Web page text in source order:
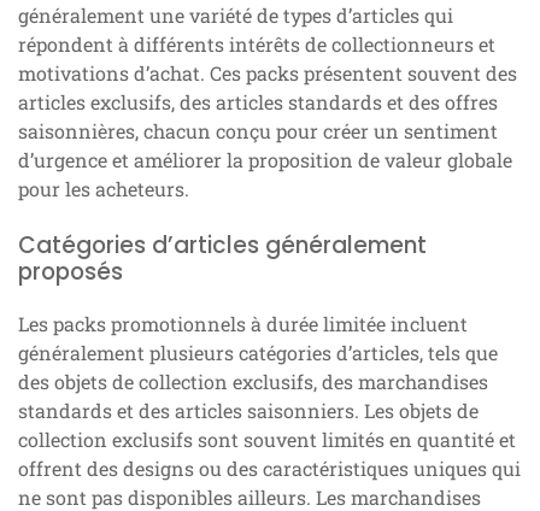
généralement une variété de types d’articles qui
répondent à différents intérêts de collectionneurs et
motivations d’achat. Ces packs présentent souvent des
articles exclusifs, des articles standards et des offres
saisonnières, chacun conçu pour créer un sentiment
d’urgence et améliorer la proposition de valeur globale
pour les acheteurs.
Catégories d’articles généralement
proposés
Les packs promotionnels à durée limitée incluent
généralement plusieurs catégories d’articles, tels que
des objets de collection exclusifs, des marchandises
standards et des articles saisonniers. Les objets de
collection exclusifs sont souvent limités en quantité et
offrent des designs ou des caractéristiques uniques qui
ne sont pas disponibles ailleurs. Les marchandises